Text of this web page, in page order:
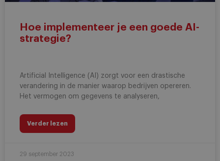
Hoe implementeer je een goede AI-
strategie?
Artificial Intelligence (AI) zorgt voor een drastische
verandering in de manier waarop bedrijven opereren.
Het vermogen om gegevens te analyseren,
Verder lezen
29 september 2023